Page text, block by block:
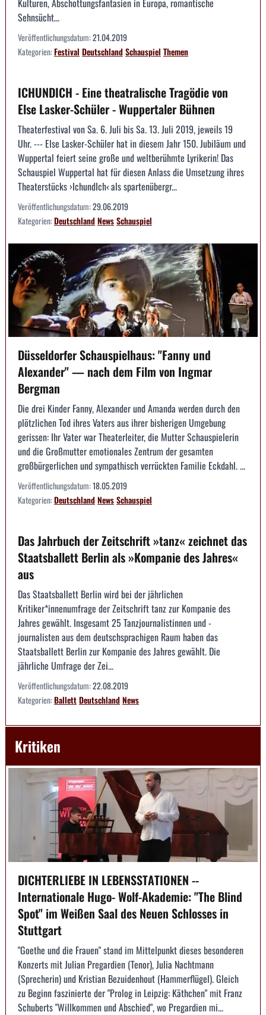
Kulturen, Abschottungsfantasien in Europa, romantische
Sehnsücht...
Veröffentlichungsdatum:21.04.2019
Kategorien:Festival DeutschlandSchauspiel Themen
ICHUNDICH - Eine theatralische Tragödie von
Else Lasker-Schüler - Wuppertaler Bühnen
Theaterfestival von Sa. 6. Juli bis Sa. 13. Juli 2019, jeweils 19
Uhr. --- Else Lasker-Schüler hat in diesem Jahr 150. Jubiläum und
Wuppertal feiert seine große und weltberühmte Lyrikerin! Das
Schauspiel Wuppertal hat für diesen Anlass die Umsetzung ihres
Theaterstücks ›IchundIch‹ als spartenübergr...
Veröffentlichungsdatum:29.06.2019
Kategorien:DeutschlandNewsSchauspiel
Düsseldorfer Schauspielhaus: "Fanny und
Alexander" — nach dem Film von Ingmar
Bergman
Die drei Kinder Fanny, Alexander und Amanda werden durch den
plötzlichen Tod ihres Vaters aus ihrer bisherigen Umgebung
gerissen: Ihr Vater war Theaterleiter, die Mutter Schauspielerin
und die Großmutter emotionales Zentrum der gesamten
großbürgerlichen und sympathisch verrückten Familie Eckdahl. ...
Veröffentlichungsdatum:18.05.2019
Kategorien:DeutschlandNewsSchauspiel
Das Jahrbuch der Zeitschrift »tanz« zeichnet das
Staatsballett Berlin als »Kompanie des Jahres«
aus
Das Staatsballett Berlin wird bei der jährlichen
Kritiker*innenumfrage der Zeitschrift tanz zur Kompanie des
Jahres gewählt. Insgesamt 25 Tanzjournalistinnen und -
journalisten aus dem deutschsprachigen Raum haben das
Staatsballett Berlin zur Kompanie des Jahres gewählt. Die
jährliche Umfrage der Zei...
Veröffentlichungsdatum:22.08.2019
Kategorien:BallettDeutschlandNews
Kritiken
DICHTERLIEBE IN LEBENSSTATIONEN --
Internationale Hugo- Wolf-Akademie: "The Blind
Spot" im Weißen Saal des Neuen Schlosses in
Stuttgart
"Goethe und die Frauen" stand im Mittelpunkt dieses besonderen
Konzerts mit Julian Pregardien (Tenor), Julia Nachtmann
(Sprecherin) und Kristian Bezuidenhout (Hammerflügel). Gleich
zu Beginn faszinierte der "Prolog in Leipzig: Käthchen" mit Franz
Schuberts "Willkommen und Abschied", wo Pregardien mi...